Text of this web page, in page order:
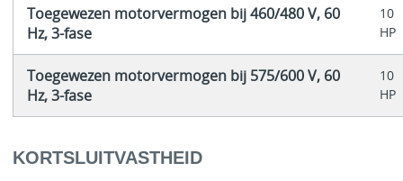
Toegewezen motorvermogen bij 460/480 V, 60
Hz, 3-fase
10
HP
Toegewezen motorvermogen bij 575/600 V, 60
Hz, 3-fase
10
HP
KORTSLUITVASTHEID